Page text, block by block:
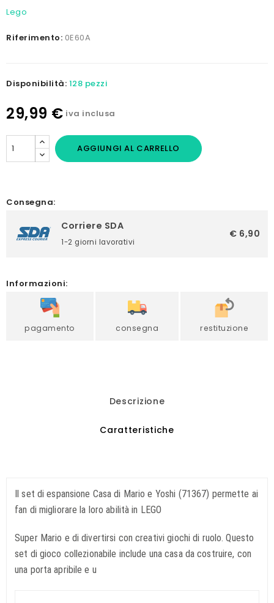
Lego
Riferimento: 0E60A
Disponibilità: 128 pezzi
29,99 € iva inclusa
AGGIUNGI AL CARRELLO
Consegna:
Corriere SDA
1-2 giorni lavorativi
€ 6,90
Informazioni:
pagamento consegna restituzione
Descrizione
Caratteristiche
Il set di espansione Casa di Mario e Yoshi (71367) permette ai
fan di migliorare la loro abilità in LEGO
Super Mario e di divertirsi con creativi giochi di ruolo. Questo
set di gioco collezionabile include una casa da costruire, con
una porta apribile e u